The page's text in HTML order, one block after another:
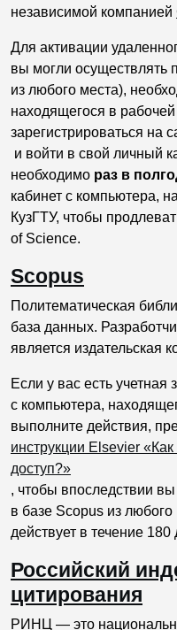
независимой компанией
Для активации
вы могли осуществлять
из любого места),
находящегося в рабочей
зарегистрироваться на
и войти в свой личный
необходимо раз в
кабинет с компьютера,
КузГТУ, чтобы
of Science.
Scopus
Политематическая
база данных.
является издательская
Если у вас есть учетная
с компьютера,
выполните действия,
инструкции Elsevier
доступ?»
, чтобы впоследствии
в базе Scopus из
действует в течение
Российский
цитирования
РИНЦ — это